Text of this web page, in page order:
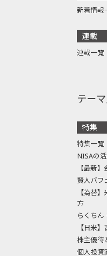
新着情報
連載
連載一覧
テー
特集
特集一覧
NISAの
【最新
賢人バフ
【為替
方
らくちん
【日米
株主優待
個人投資